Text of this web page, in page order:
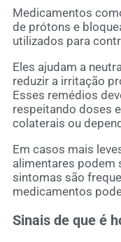
Medicamentos
de prótons e
utilizados para
Eles ajudam a
reduzir a irritação
Esses remédios
respeitando doses
colaterais ou
Em casos mais
alimentares podem
sintomas são
medicamentos
Sinais de que é